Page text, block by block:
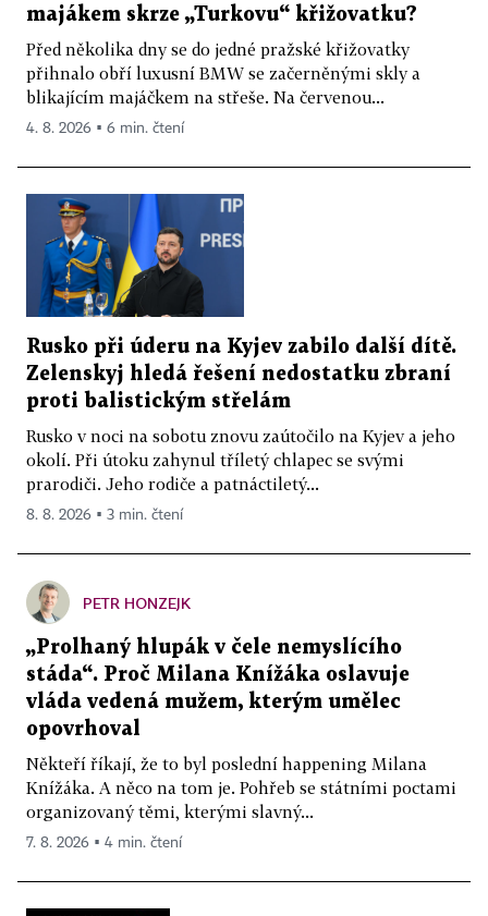
majákem skrze „Turkovu“ křižovatku?
Před několika dny se do jedné pražské křižovatky
přihnalo obří luxusní BMW se začerněnými skly a
blikajícím majáčkem na střeše. Na červenou...
4. 8. 2026 ▪ 6 min. čtení
Rusko při úderu na Kyjev zabilo další dítě.
Zelenskyj hledá řešení nedostatku zbraní
proti balistickým střelám
Rusko v noci na sobotu znovu zaútočilo na Kyjev a jeho
okolí. Při útoku zahynul tříletý chlapec se svými
prarodiči. Jeho rodiče a patnáctiletý...
8. 8. 2026 ▪ 3 min. čtení
PETR HONZEJK
„Prolhaný hlupák v čele nemyslícího
stáda“. Proč Milana Knížáka oslavuje
vláda vedená mužem, kterým umělec
opovrhoval
Někteří říkají, že to byl poslední happening Milana
Knížáka. A něco na tom je. Pohřeb se státními poctami
organizovaný těmi, kterými slavný...
7. 8. 2026 ▪ 4 min. čtení